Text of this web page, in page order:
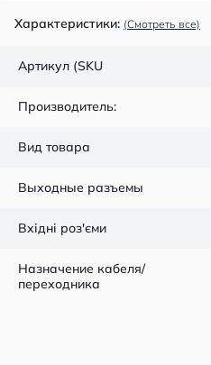
Характеристики: (Смотреть все)
Артикул (SKU
Производитель:
Вид товара
Выходные разъемы
Вхідні роз'єми
Назначение кабеля/
переходника